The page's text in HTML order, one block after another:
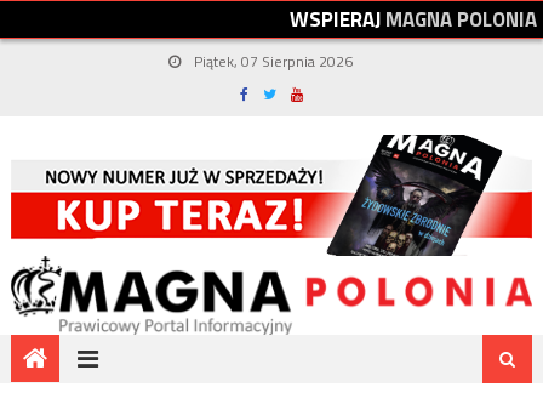
WSPIERAJMAGNAPOLONIA
Piątek, 07 Sierpnia 2026